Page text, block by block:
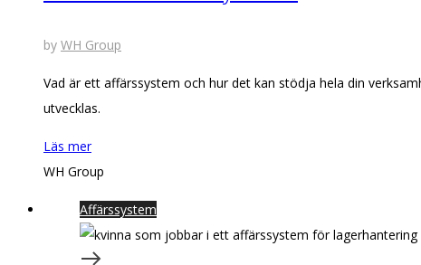
by WH Group
Vad är ett affärssystem och hur det kan stödja hela din
utvecklas.
Läs mer
WH Group
Affärssystem